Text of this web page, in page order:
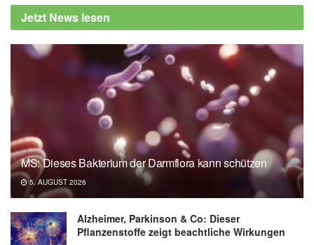
Jetzt News lesen
MS: Dieses Bakterium der Darmflora kann schützen
5. AUGUST 2026
Alzheimer, Parkinson & Co: Dieser
Pflanzenstoffe zeigt beachtliche Wirkungen